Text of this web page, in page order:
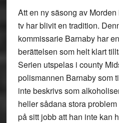
Att en ny säsong av
tv har blivit en tradition.
kommissarie Barnaby har
berättelsen som helt klart
Serien utspelas i county
polismannen Barnaby som
inte beskrivs som
heller sådana stora
på sitt jobb att han inte kan